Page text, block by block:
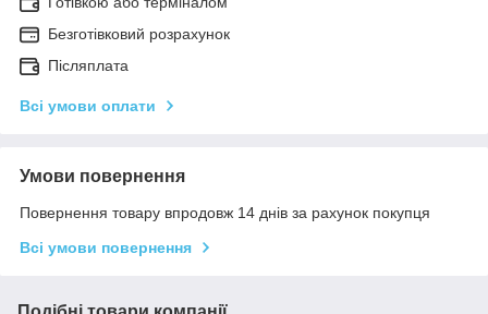
Безготівковий розрахунок
Післяплата
Всі умови оплати
Умови повернення
Повернення товару впродовж 14 днів за рахунок покупця
Всі умови повернення